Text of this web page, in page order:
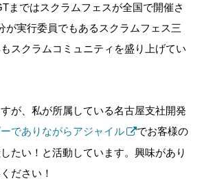
まではスクラムフェスが全国で開催さ
が実行委員でもあるスクラムフェス三
スクラムコミュニティを盛り上げてい
が、私が所属している名古屋支社開発
でありながらアジャイル
でお客様の
たい！と活動しています。興味があり
ださい！